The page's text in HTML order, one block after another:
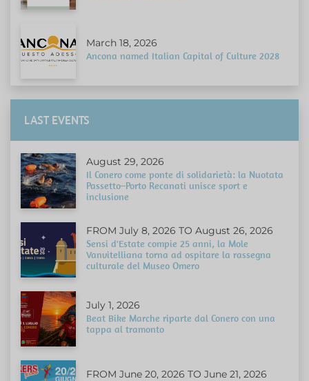
March 18, 2026
Ancona named Italian Capital of Culture 2028
LAST EVENTS
August 29, 2026
Il Conero come ponte di solidarietà: la Nuotata
Passetto–Porto Recanati unisce sport e
inclusione
FROM July 8, 2026 TO August 26, 2026
Sensi d'Estate compie 25 anni, la Mole
Vanvitelliana torna ad ospitare la rassegna
culturale del Museo Omero
July 1, 2026
Beat Bike Marche riparte dal Conero con una
tappa al tramonto
FROM June 20, 2026 TO June 21, 2026